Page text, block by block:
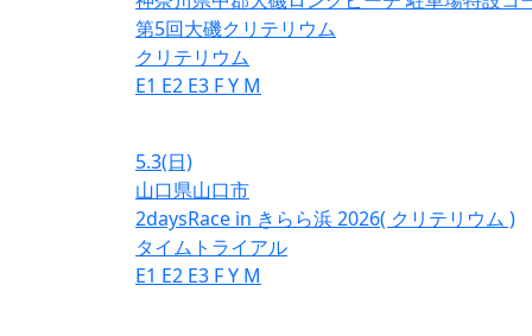
第5回大磯クリテリウム
クリテリウム
E1 E2 E3 FY M
5.3(日)
山口県山口市
2daysRace in きらら浜 2026( クリテリウム )
タイムトライアル
E1 E2 E3 FY M